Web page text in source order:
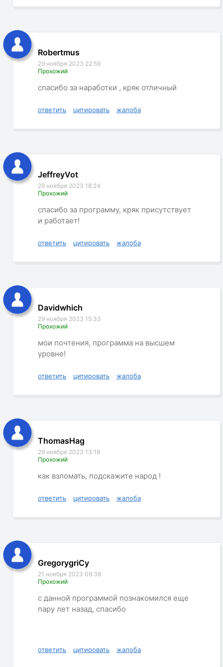
Robertmus
29 ноября 2023 22:59
Прохожий
спасибо за наработки , кряк отличный
ответить цитировать жалоба
JeffreyVot
29 ноября 2023 18:24
Прохожий
спасибо за программу, кряк присутствует
и работает!
ответить цитировать жалоба
Davidwhich
29 ноября 2023 15:33
Прохожий
мои почтения, программа на высшем
уровне!
ответить цитировать жалоба
ThomasHag
29 ноября 2023 13:18
Прохожий
как взломать, подскажите народ !
ответить цитировать жалоба
GregorygriCy
21 ноября 2023 08:38
Прохожий
с данной программой познакомился еще
пару лет назад, спасибо
ответить цитировать жалоба